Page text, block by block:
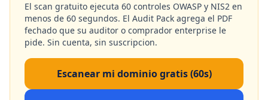
El scan gratuito ejecuta 60 controles OWASP y NIS2 en
menos de 60 segundos. El Audit Pack agrega el PDF
fechado que su auditor o comprador enterprise le
pide. Sin cuenta, sin suscripcion.
Escanear mi dominio gratis (60s)